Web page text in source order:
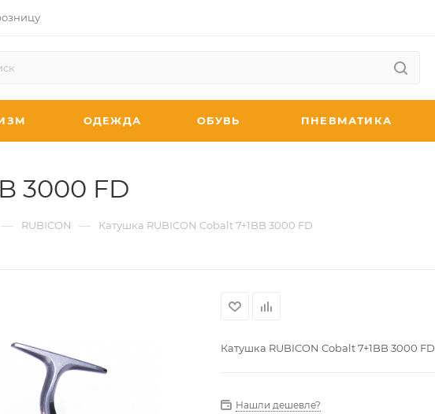
ОДЕЖДА ОБУВЬ ПНЕВМАТИКА
3000 FD
— RUBICON — Катушка RUBICON Cobalt 7+1BB 3000 FD
Катушка RUBICON Cobalt 7+1BB 3000 FD
Нашли дешевле?